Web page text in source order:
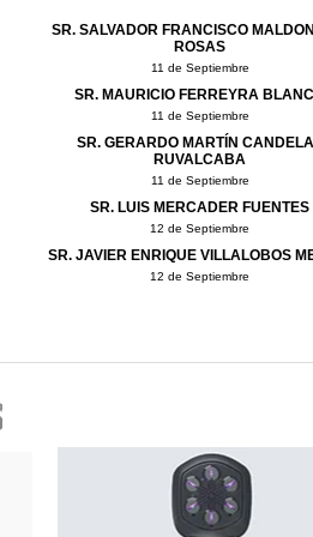
SR. SALVADOR FRANCISCO
ROSAS
11 de Septiembre
SR. MAURICIO FERREYRA
11 de Septiembre
SR. GERARDO MARTÍN
RUVALCABA
11 de Septiembre
SR. LUIS MERCADER FUENTES
12 de Septiembre
SR. JAVIER ENRIQUE VILLALOBOS
12 de Septiembre